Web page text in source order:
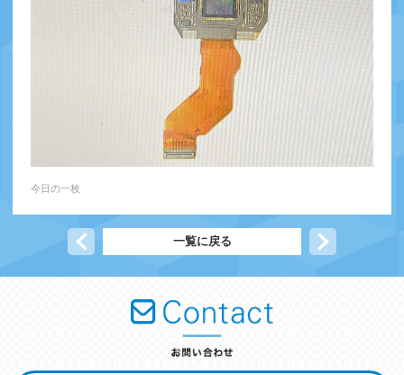
今日の一枚
一覧に戻る